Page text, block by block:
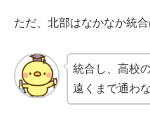
ただ、北部はなかなか統合
統合し、高校
遠くまで通わ